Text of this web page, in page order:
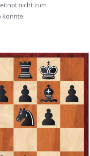
nicht zum
konnte.